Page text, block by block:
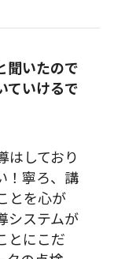
聞いたので
ていけるで
はしており
！寧ろ、講
とを心が
システムが
とにこだ